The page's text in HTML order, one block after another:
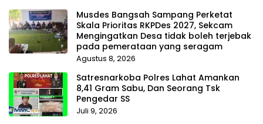
Musdes Bangsah Sampang Perketat
Skala Prioritas RKPDes 2027, Sekcam
Mengingatkan Desa tidak boleh terjebak
pada pemerataan yang seragam
Agustus 8, 2026
Satresnarkoba Polres Lahat Amankan
8,41 Gram Sabu, Dan Seorang Tsk
Pengedar SS
Juli 9, 2026